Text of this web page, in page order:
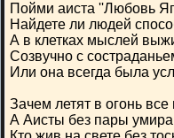
Пойми аиста ''Любовь
Найдете ли людей
А в клетках мыслей
Созвучно с
Или она всегда была
Зачем летят в огонь
А Аисты без пары